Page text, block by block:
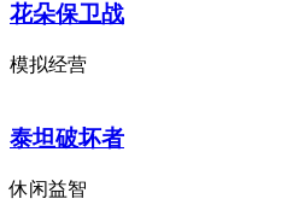
花朵保卫战
模拟经营
泰坦破坏者
休闲益智